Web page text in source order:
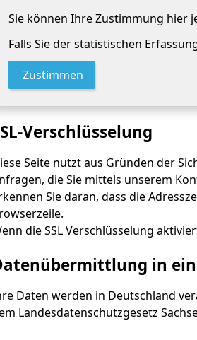
Sie können Ihre Zustimmung hier
Falls Sie der statistischen
Zustimmen
Verschlüsselung
Seite nutzt aus Gründen der
die Sie mittels unserem
Sie daran, dass die
die SSL Verschlüsselung
in
Daten werden in Deutschland
Landesdatenschutzgesetz